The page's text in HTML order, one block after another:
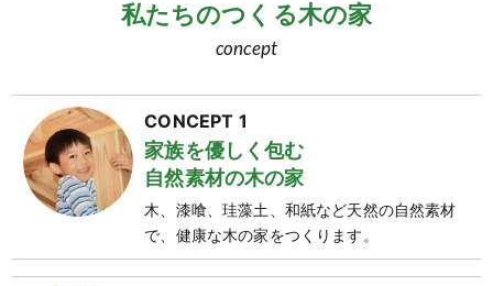
私たちのつくる木の家
concept
CONCEPT 1
家族を優しく包む
自然素材の木の家
木、漆喰、珪藻土、和紙など天然の自然素材
で、健康な木の家をつくります。